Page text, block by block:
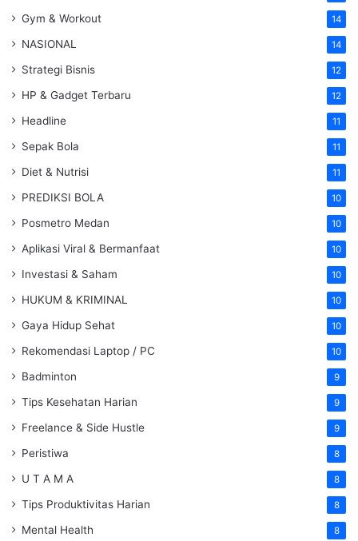
Gym & Workout 14
NASIONAL 14
Strategi Bisnis 12
HP & Gadget Terbaru 12
Headline 11
Sepak Bola 11
Diet & Nutrisi 11
PREDIKSI BOLA 10
Posmetro Medan 10
Aplikasi Viral & Bermanfaat 10
Investasi & Saham 10
HUKUM & KRIMINAL 10
Gaya Hidup Sehat 10
Rekomendasi Laptop / PC 10
Badminton 9
Tips Kesehatan Harian 9
Freelance & Side Hustle 9
Peristiwa 8
U T A M A 8
Tips Produktivitas Harian 8
Mental Health 8